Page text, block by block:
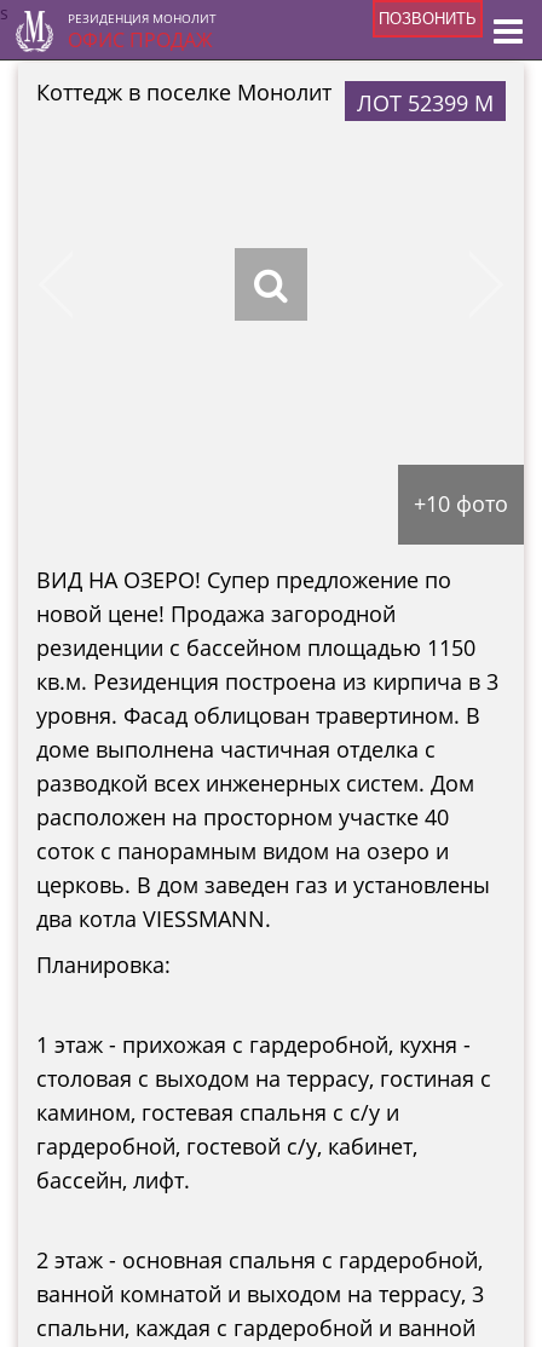
s ПОЗВОНИТЬ
РЕЗИДЕНЦИЯ МОНОЛИТ
ОФИС ПРОДАЖ
ЛОТ 52399 М
Коттедж в поселке Монолит
+10 фото
ВИД НА ОЗЕРО! Супер предложение по
новой цене! Продажа загородной
резиденции с бассейном площадью 1150
кв.м. Резиденция построена из кирпича в 3
уровня. Фасад облицован травертином. В
доме выполнена частичная отделка с
разводкой всех инженерных систем. Дом
расположен на просторном участке 40
соток с панорамным видом на озеро и
церковь. В дом заведен газ и установлены
два котла VIESSMANN.
Планировка:
1 этаж - прихожая с гардеробной, кухня -
столовая с выходом на террасу, гостиная с
камином, гостевая спальня с с/у и
гардеробной, гостевой с/у, кабинет,
бассейн, лифт.
2 этаж - основная спальня с гардеробной,
ванной комнатой и выходом на террасу, 3
спальни, каждая с гардеробной и ванной